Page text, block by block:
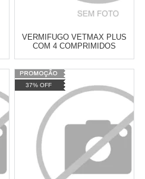
VERMIFUGO VETMAX PLUS
COM 4 COMPRIMIDOS
Varejo:
Atacado: R$ 2.550,90 (Apenas
Revendedor)
10
Cat:VERMÍFUGOS
COMPRAR
37% OFF